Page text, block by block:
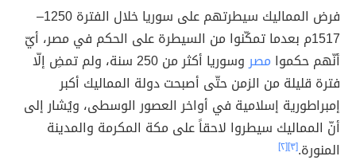
فرض المماليك سيطرتهم على سوريا خلال الفترة 1250–
1517م بعدما تمكّنوا من السيطرة على الحكم في مصر، أيّ
أنّهم حكموا مصر
وسوريا أكثر من 250 سنة، ولم تمضِ إلّا
فترة قليلة من الزمن حتّى أصبحت دولة المماليك أكبر
إمبراطورية إسلامية في أواخر العصور الوسطى، ويُشار إلى
أنّ المماليك سيطروا لاحقاً على مكة المكرمة والمدينة
المنورة.[٣] [٢]